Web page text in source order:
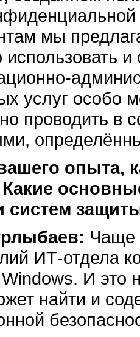
мы
услуг особо
проводить в
опыта,
систем
Чаще
ИТ-отдела
И это
найти и